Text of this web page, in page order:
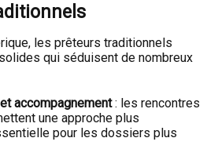
les prêteurs traditionnels
qui séduisent de nombreux
accompagnement: les rencontres
une approche plus
pour les dossiers plus